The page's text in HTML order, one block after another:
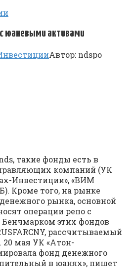
юаневыми активами
Автор: ndspo
такие фонды есть в
компаний (УК
Инвестиции», «ВИМ
Кроме того, на рынке
рынка, основной
операции репо с
этих фондов
рассчитываемый
мая УК «Атон-
фонд денежного
в юанях», пишет